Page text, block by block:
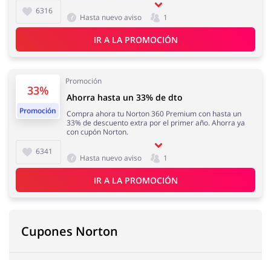
6316
Hasta nuevo aviso 1
IR A LA PROMOCIÓN
33%
Promoción
Promoción
6341
Ahorra hasta un 33% de dto
Compra ahora tu Norton 360 Premium con hasta un
33% de descuento extra por el primer año. Ahorra ya
con cupón Norton.
Hasta nuevo aviso 1
IR A LA PROMOCIÓN
Cupones Norton